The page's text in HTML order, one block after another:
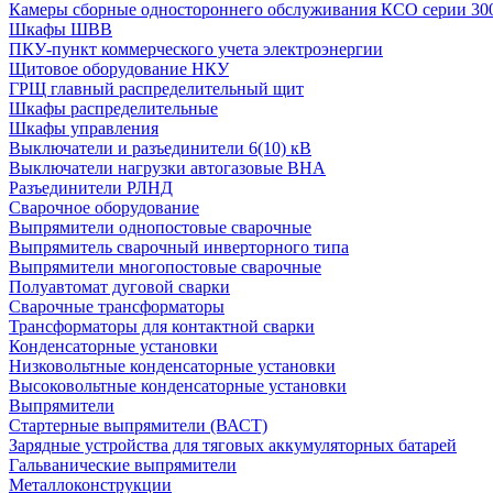
Камеры сборные одностороннего обслуживания КСО серии
Шкафы ШВВ
ПКУ-пункт коммерческого учета электроэнергии
Щитовое оборудование НКУ
ГРЩ главный распределительный щит
Шкафы распределительные
Шкафы управления
Выключатели и разъединители 6(10) кВ
Выключатели нагрузки автогазовые ВНА
Разъединители РЛНД
Сварочное оборудование
Выпрямители однопостовые сварочные
Выпрямитель сварочный инверторного типа
Выпрямители многопостовые сварочные
Полуавтомат дуговой сварки
Сварочные трансформаторы
Трансформаторы для контактной сварки
Конденсаторные установки
Низковольтные конденсаторные установки
Высоковольтные конденсаторные установки
Выпрямители
Стартерные выпрямители (ВАСТ)
Зарядные устройства для тяговых аккумуляторных батарей
Гальванические выпрямители
Металлоконструкции